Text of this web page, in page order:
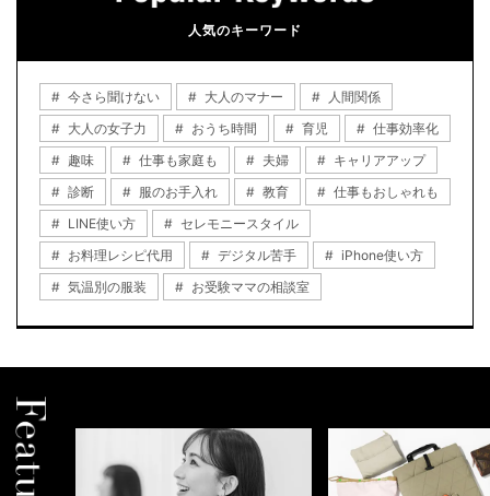
人気のキーワード
今さら聞けない 大人のマナー
人間関係
大人の女子力
おうち時間 育児
仕事効率化
趣味
仕事も家庭も 夫婦
キャリアアップ
診断
服のお手入れ 教育
仕事もおしゃれも
LINE使い方
セレモニースタイル
お料理レシピ代用
デジタル苦手
iPhone使い方
気温別の服装
お受験ママの相談室